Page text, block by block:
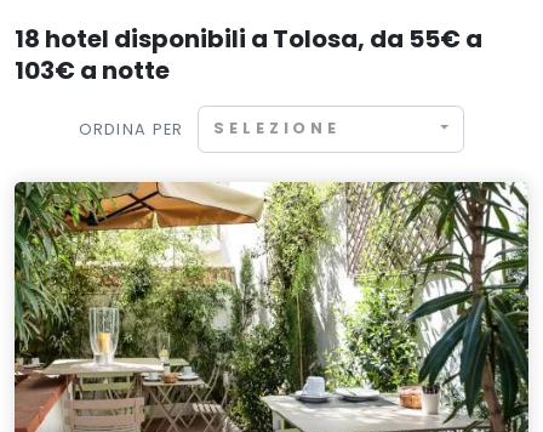
18 hotel disponibili a Tolosa, da 55€ a
103€ a notte
ORDINA PER SELEZIONE